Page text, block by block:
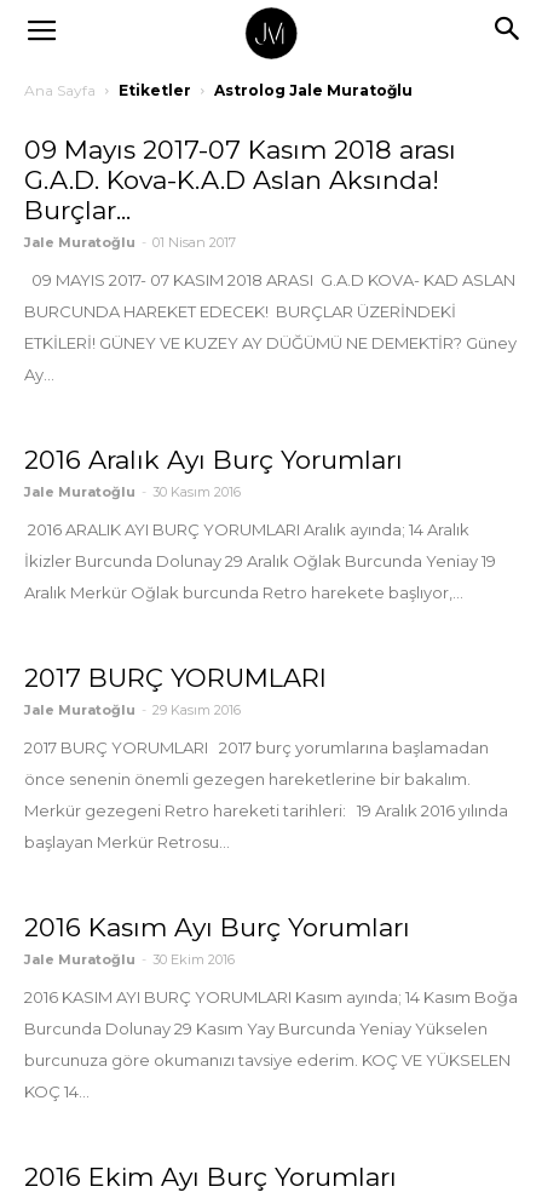
Ana Sayfa Etiketler Astrolog Jale Muratoğlu
09 Mayıs 2017-07 Kasım 2018 arası
G.A.D. Kova-K.A.D Aslan Aksında!
Burçlar...
Jale Muratoğlu - 01 Nisan 2017
09 MAYIS 2017- 07 KASIM 2018 ARASI G.A.D KOVA- KAD ASLAN
BURCUNDA HAREKET EDECEK! BURÇLAR ÜZERİNDEKİ
ETKİLERİ! GÜNEY VE KUZEY AY DÜĞÜMÜ NE DEMEKTİR? Güney
Ay...
2016 Aralık Ayı Burç Yorumları
Jale Muratoğlu - 30 Kasım 2016
2016 ARALIK AYI BURÇ YORUMLARI Aralık ayında; 14 Aralık
İkizler Burcunda Dolunay 29 Aralık Oğlak Burcunda Yeniay 19
Aralık Merkür Oğlak burcunda Retro harekete başlıyor,...
2017 BURÇ YORUMLARI
Jale Muratoğlu - 29 Kasım 2016
2017 BURÇ YORUMLARI 2017 burç yorumlarına başlamadan
önce senenin önemli gezegen hareketlerine bir bakalım.
Merkür gezegeni Retro hareketi tarihleri: 19 Aralık 2016 yılında
başlayan Merkür Retrosu...
2016 Kasım Ayı Burç Yorumları
Jale Muratoğlu - 30 Ekim 2016
2016 KASIM AYI BURÇ YORUMLARI Kasım ayında; 14 Kasım Boğa
Burcunda Dolunay 29 Kasım Yay Burcunda Yeniay Yükselen
burcunuza göre okumanızı tavsiye ederim. KOÇ VE YÜKSELEN
KOÇ 14...
2016 Ekim Ayı Burç Yorumları